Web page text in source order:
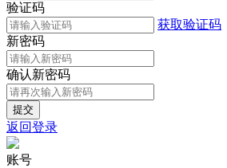
验证码
获取验证码
新密码
确认新密码
返回登录
账号